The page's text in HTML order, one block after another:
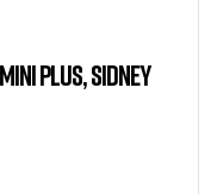
PLUS, SIDNEY